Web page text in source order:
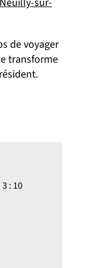
de voyager
transforme
: 10